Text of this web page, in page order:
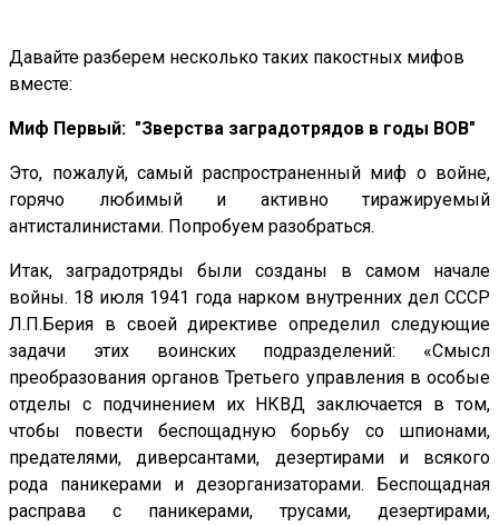
Давайте разберем несколько таких пакостных мифов
вместе:
Миф Первый: "Зверства заградотрядов в годы ВОВ"
Это, пожалуй, самый распространенный миф о войне,
горячо любимый и активно тиражируемый
антисталинистами. Попробуем разобраться.
Итак, заградотряды были созданы в самом начале
войны. 18 июля 1941 года нарком внутренних дел СССР
Л.П.Берия в своей директиве определил следующие
задачи этих воинских подразделений: «Смысл
преобразования органов Третьего управления в особые
отделы с подчинением их НКВД заключается в том,
чтобы повести беспощадную борьбу со шпионами,
предателями, диверсантами, дезертирами и всякого
рода паникерами и дезорганизаторами. Беспощадная
расправа с паникерами, трусами, дезертирами,